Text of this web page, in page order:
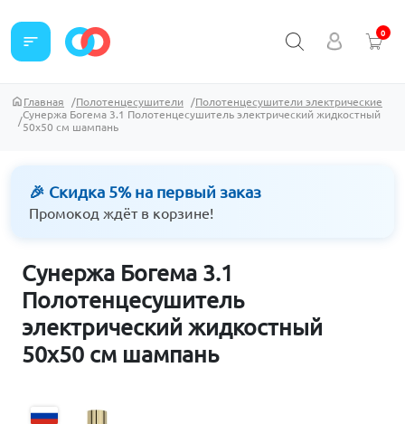
sort 0
Главная Полотенцесушители
Полотенцесушители электрические
Сунержа Богема 3.1 Полотенцесушитель электрический жидкостный
50х50 см шампань
🎉 Скидка 5% на первый заказ
Промокод ждёт в корзине!
Сунержа Богема 3.1
Полотенцесушитель
электрический жидкостный
50х50 см шампань